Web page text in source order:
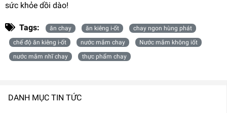
DANH MỤC TIN TỨC
sức khỏe dồi dào!
Tags: ăn chay ăn kiêng i-ốt
chay ngon hùng phát
chế độ ăn kiêng i-ốt
nước mắm chay
Nước mắm không iốt
nước mắm nhĩ chay
thực phẩm chay